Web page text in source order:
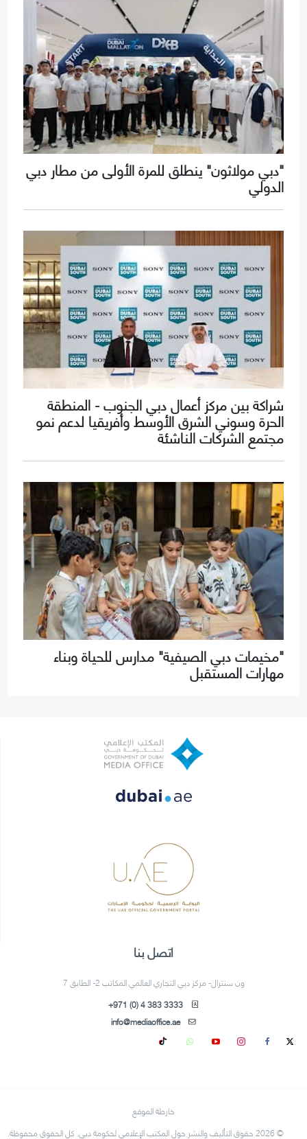
"دبي مولاثون" ينطلق للمرة الأولى من مطار دبي
الدولي
شراكة بين مركز أعمال دبي الجنوب - المنطقة
الحرة وسوني الشرق الأوسط وأفريقيا لدعم نمو
مجتمع الشركات الناشئة
"مخيمات دبي الصيفية" مدارس للحياة وبناء
مهارات المستقبل
اتصل بنا
ون سنترال- مركز دبي التجاري العالمي المكاتب 2- الطابق 7
+971 (0) 4 383 3333
info@mediaoffice.ae
خارطة الموقع
© 2026 حقوق التأليف والنشر حول المكتب الإعلامي لحكومة دبي. كل الحقوق محفوظة.